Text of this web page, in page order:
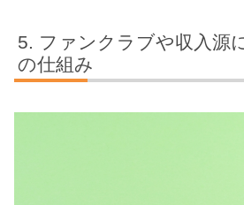
ファンクラブや収入源
の仕組み